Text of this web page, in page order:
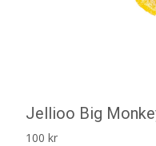
Jellioo Big
100 kr